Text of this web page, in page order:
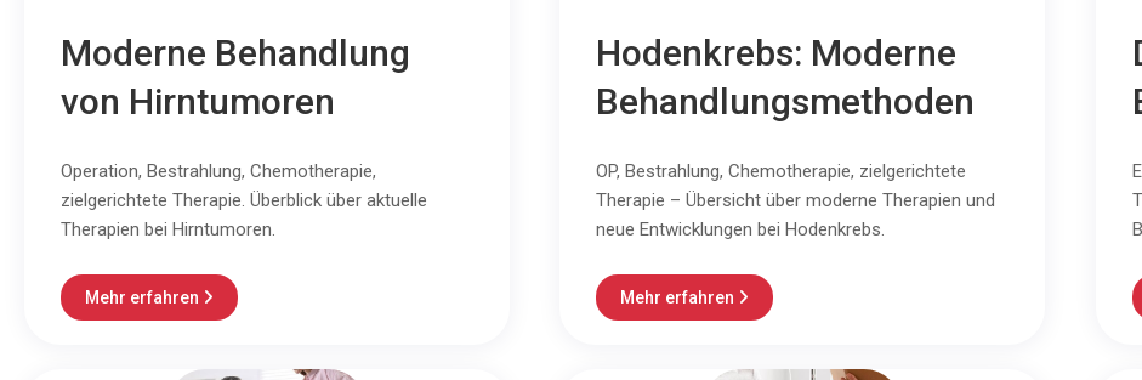
Moderne Behandlung
von Hirntumoren
Operation, Bestrahlung, Chemotherapie,
zielgerichtete Therapie. Überblick über aktuelle
Therapien bei Hirntumoren.
Mehr erfahren 
Hodenkrebs: Moderne
Behandlungsmethoden
OP, Bestrahlung, Chemotherapie, zielgerichtete
Therapie – Übersicht über moderne Therapien und
neue Entwicklungen bei Hodenkrebs.
Mehr erfahren 